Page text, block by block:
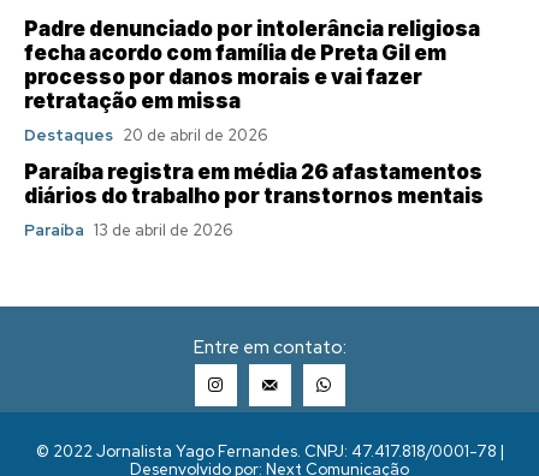
Padre denunciado por intolerância religiosa
fecha acordo com família de Preta Gil em
processo por danos morais e vai fazer
retratação em missa
Destaques 20 de abril de 2026
Paraíba registra em média 26 afastamentos
diários do trabalho por transtornos mentais
Paraíba 13 de abril de 2026
Entre em contato:
© 2022 Jornalista Yago Fernandes. CNPJ: 47.417.818/0001-78 |
Desenvolvido por: Next Comunicação